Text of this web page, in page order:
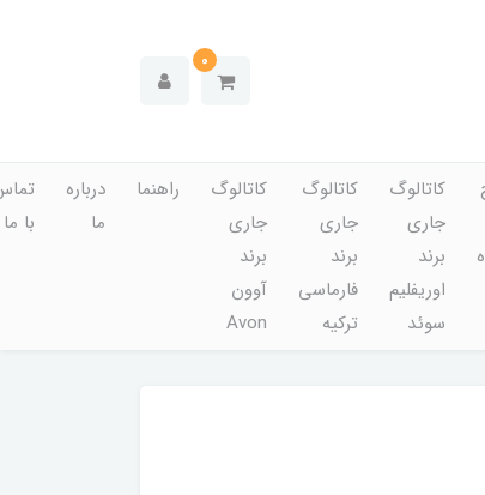
0
کاتالوگ
جاری
برند
اوریفلیم
سوئد
کاتالوگ
جاری
برند
فارماسی
ترکیه
کاتالوگ
جاری
برند
آوون
Avon
راهنما
درباره
ما
با ما